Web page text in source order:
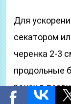
Для
секатором
черенка 2-3
продольные
ранах в